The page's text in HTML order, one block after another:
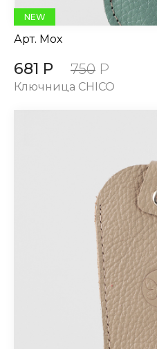
NEW
Арт. Мох
681 Р 750 Р
Ключница CHICO